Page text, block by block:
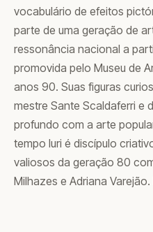
vocabulário de efeitos
parte de uma geração de
ressonância nacional a
promovida pelo Museu de
anos 90. Suas figuras
mestre Sante Scaldaferri e
profundo com a arte
tempo Iuri é discípulo
valiosos da geração 80
Milhazes e Adriana